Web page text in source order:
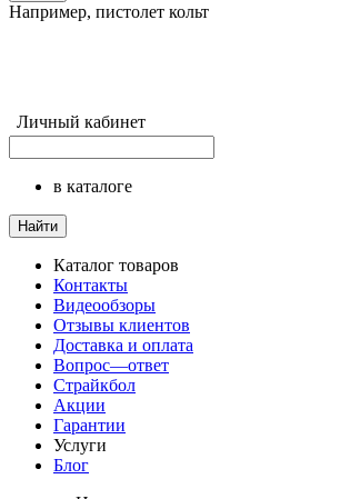
Например, пистолет кольт
Личный кабинет
в каталоге
Найти
Каталог товаров
Контакты
Видеообзоры
Отзывы клиентов
Доставка и оплата
Вопрос—ответ
Страйкбол
Акции
Гарантии
Услуги
Блог